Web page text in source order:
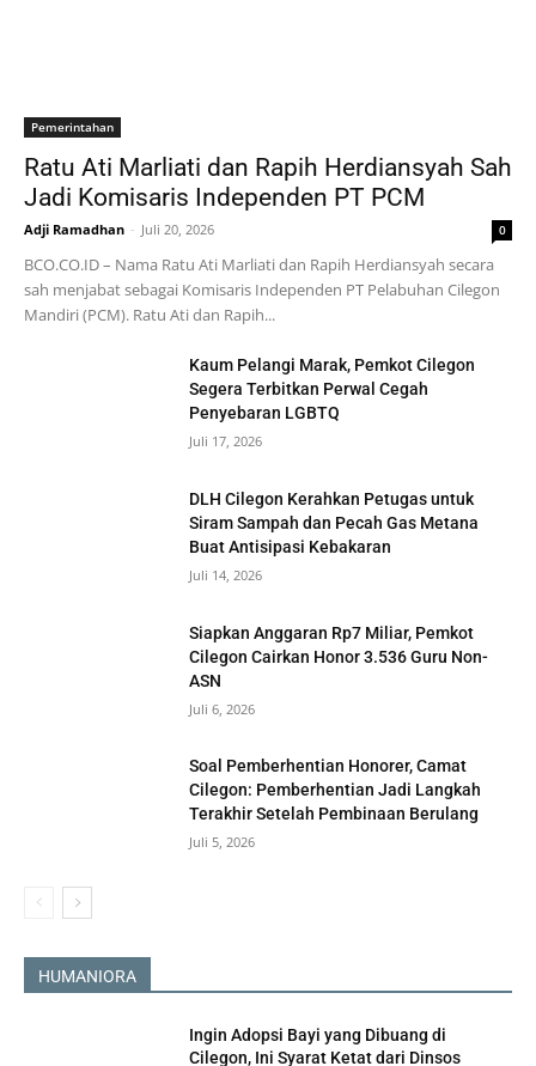
Pemerintahan
Ratu Ati Marliati dan Rapih Herdiansyah Sah
Jadi Komisaris Independen PT PCM
Adji Ramadhan - Juli 20, 2026 0
BCO.CO.ID – Nama Ratu Ati Marliati dan Rapih Herdiansyah secara
sah menjabat sebagai Komisaris Independen PT Pelabuhan Cilegon
Mandiri (PCM). Ratu Ati dan Rapih...
Kaum Pelangi Marak, Pemkot Cilegon
Segera Terbitkan Perwal Cegah
Penyebaran LGBTQ
Juli 17, 2026
DLH Cilegon Kerahkan Petugas untuk
Siram Sampah dan Pecah Gas Metana
Buat Antisipasi Kebakaran
Juli 14, 2026
Siapkan Anggaran Rp7 Miliar, Pemkot
Cilegon Cairkan Honor 3.536 Guru Non-
ASN
Juli 6, 2026
Soal Pemberhentian Honorer, Camat
Cilegon: Pemberhentian Jadi Langkah
Terakhir Setelah Pembinaan Berulang
Juli 5, 2026
HUMANIORA
Ingin Adopsi Bayi yang Dibuang di
Cilegon, Ini Syarat Ketat dari Dinsos